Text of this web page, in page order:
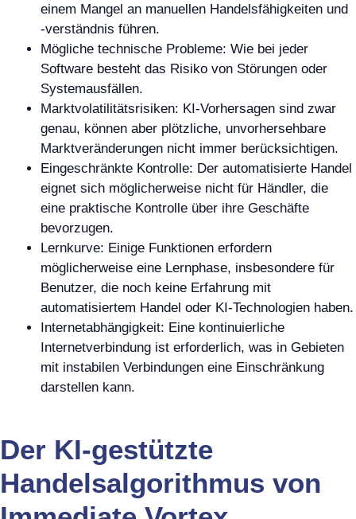
einem Mangel an manuellen Handelsfähigkeiten und
-verständnis führen.
Mögliche technische Probleme: Wie bei jeder
Software besteht das Risiko von Störungen oder
Systemausfällen.
Marktvolatilitätsrisiken: KI-Vorhersagen sind zwar
genau, können aber plötzliche, unvorhersehbare
Marktveränderungen nicht immer berücksichtigen.
Eingeschränkte Kontrolle: Der automatisierte Handel
eignet sich möglicherweise nicht für Händler, die
eine praktische Kontrolle über ihre Geschäfte
bevorzugen.
Lernkurve: Einige Funktionen erfordern
möglicherweise eine Lernphase, insbesondere für
Benutzer, die noch keine Erfahrung mit
automatisiertem Handel oder KI-Technologien haben.
Internetabhängigkeit: Eine kontinuierliche
Internetverbindung ist erforderlich, was in Gebieten
mit instabilen Verbindungen eine Einschränkung
darstellen kann.
Der KI-gestützte
Handelsalgorithmus von